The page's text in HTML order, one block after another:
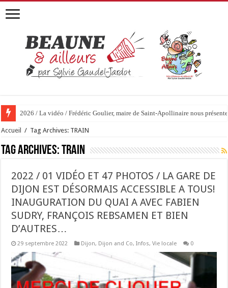
2026 / La vidéo / Frédéric Goulier, maire de Saint-Apollinaire nous
Accueil / Tag Archives: TRAIN
Tag Archives:TRAIN
2022 / 01 VIDÉO ET 47 PHOTOS / LA GARE DE
DIJON EST DÉSORMAIS ACCESSIBLE A TOUS!
INAUGURATION DU QUAI A AVEC FABIEN
SUDRY, FRANÇOIS REBSAMEN ET BIEN
D’AUTRES…
29 septembre 2022 Dijon, Dijon and Co,Infos,Vie locale 0